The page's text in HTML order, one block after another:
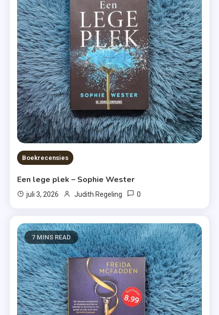
Boekrecensies
Een lege plek – Sophie Wester
juli 3, 2026 Judith Regeling 0
7 MINS READ